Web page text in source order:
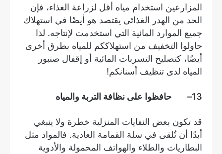
المزارعين استخدام مياه أقل لزراعة الغذاء، فإن
الحد من الهدر الغذائي يقتصد هو أيضًا في استهلاك
جميع الموارد المائية التي استخدمت لإنتاجه. لذا
حاولوا التخفيف من استهلاككم للمياه بطرق أخرى
أيضًا، كتصليح التسربات المائية أو إقفال صنبور
المياه لدى تنظيف أسنانكم!
13– حافظوا على نظافة التربة والمياه
قد تكون بعض النفايات المنزلية خطرة ولا ينبغي
أبدًا أن تُلقى في سلة القمامة العادية. فالمواد مثل
البطاريات والطلاء والهواتف المحمولة والأدوية